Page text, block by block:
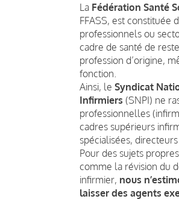
La Fédération Santé
FFASS, est constituée
professionnels ou
cadre de santé de
profession d’origine,
fonction.
Ainsi, le Syndicat
Infirmiers (SNPI) ne
professionnelles
cadres supérieurs
spécialisées, directeurs
Pour des sujets
comme la révision du
infirmier, nous
laisser des agents